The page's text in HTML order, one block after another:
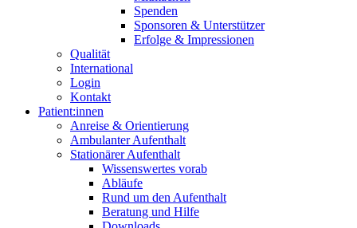
Spenden
Sponsoren & Unterstützer
Erfolge & Impressionen
Qualität
International
Login
Kontakt
Patient:innen
Anreise & Orientierung
Ambulanter Aufenthalt
Stationärer Aufenthalt
Wissenswertes vorab
Abläufe
Rund um den Aufenthalt
Beratung und Hilfe